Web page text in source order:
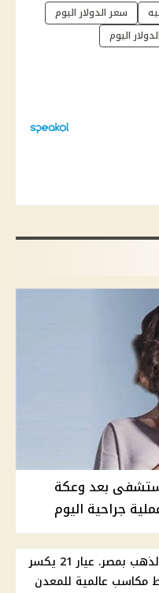
سعر الدولار اليوم
الدولار اليوم
بعد وعكة
جراحية اليوم
ارتفاع جديد بأسعار الذهب بمصر. عيار 21 يكسر